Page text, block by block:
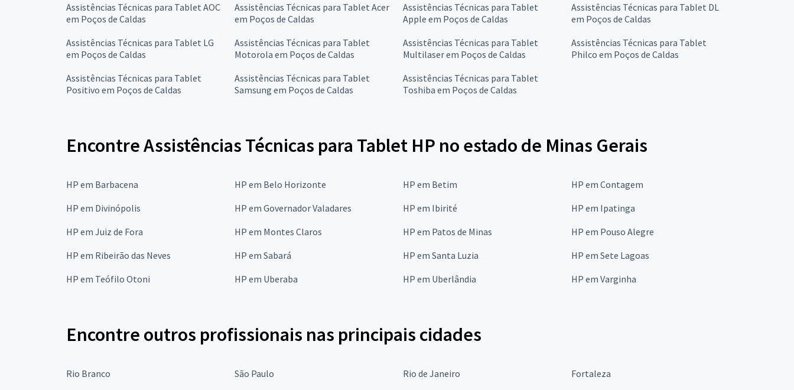
Assistências Técnicas para Tablet AOC
em Poços de Caldas
Assistências Técnicas para Tablet Acer
em Poços de Caldas
Assistências Técnicas para Tablet
Apple em Poços de Caldas
Assistências Técnicas para Tablet DL
em Poços de Caldas
Assistências Técnicas para Tablet LG
em Poços de Caldas
Assistências Técnicas para Tablet
Motorola em Poços de Caldas
Assistências Técnicas para Tablet
Multilaser em Poços de Caldas
Assistências Técnicas para Tablet
Philco em Poços de Caldas
Assistências Técnicas para Tablet
Positivo em Poços de Caldas
Assistências Técnicas para Tablet
Samsung em Poços de Caldas
Assistências Técnicas para Tablet
Toshiba em Poços de Caldas
Encontre Assistências Técnicas para Tablet HP no estado de Minas Gerais
HP em Barbacena HP em Belo Horizonte HP em Betim
HP em Contagem
HP em Divinópolis
HP em Governador Valadares HP em Ibirité
HP em Ipatinga
HP em Juiz de Fora
HP em Montes Claros HP em Patos de Minas
HP em Pouso Alegre
HP em Ribeirão das Neves
HP em Sabará HP em Santa Luzia
HP em Sete Lagoas
HP em Teófilo Otoni
HP em Uberaba HP em Uberlândia HP em Varginha
Encontre outros profissionais nas principais cidades
Rio Branco São Paulo Rio de Janeiro Fortaleza